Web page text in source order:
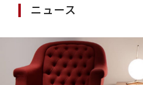
ニュース